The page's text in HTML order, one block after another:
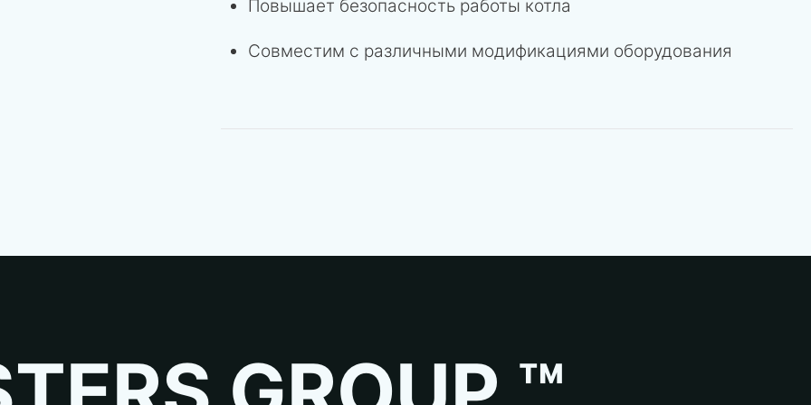
Повышает безопасность работы котла
Совместим с различными модификациями оборудования